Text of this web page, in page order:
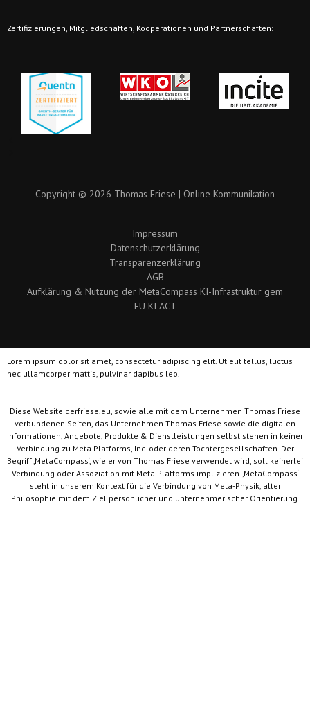
Zertifizierungen, Mitgliedschaften, Kooperationen und Partnerschaften:
Copyright © 2026 Thomas Friese | Online Kommunikation
Impressum
Datenschutzerklärung
Transparenzerklärung
AGB
Aufklärung & Nutzung der MetaCompass KI-Infrastruktur gem
EU KI ACT
Lorem ipsum dolor sit amet, consectetur adipiscing elit. Ut elit tellus, luctus
nec ullamcorper mattis, pulvinar dapibus leo.
Diese Website derfriese.eu, sowie alle mit dem Unternehmen Thomas Friese
verbundenen Seiten, das Unternehmen Thomas Friese sowie die digitalen
Informationen, Angebote, Produkte & Dienstleistungen selbst stehen in keiner
Verbindung zu Meta Platforms, Inc. oder deren Tochtergesellschaften. Der
Begriff ‚MetaCompass‘, wie er von Thomas Friese verwendet wird, soll keinerlei
Verbindung oder Assoziation mit Meta Platforms implizieren. ‚MetaCompass‘
steht in unserem Kontext für die Verbindung von Meta-Physik, alter
Philosophie mit dem Ziel persönlicher und unternehmerischer Orientierung.